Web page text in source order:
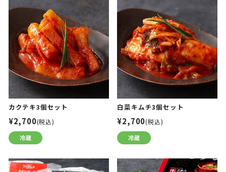
カクテキ3個セット
¥2,700(税込)
白菜キムチ3個セット
¥2,700(税込)